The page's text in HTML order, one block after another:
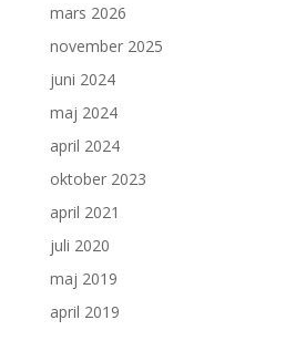
mars 2026
november 2025
juni 2024
maj 2024
april 2024
oktober 2023
april 2021
juli 2020
maj 2019
april 2019